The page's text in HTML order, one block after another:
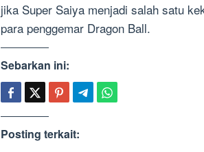
jika Super Saiya menjadi salah satu
para penggemar Dragon Ball.
Sebarkan ini:
Posting terkait: